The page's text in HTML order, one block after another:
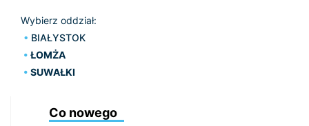
Wybierz oddział:
BIAŁYSTOK
ŁOMŻA
SUWAŁKI
Co nowego